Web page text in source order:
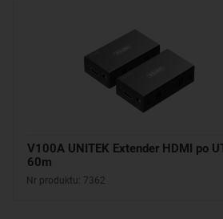
V100A UNITEK Extender HDMI po
60m
Nr produktu: 7362